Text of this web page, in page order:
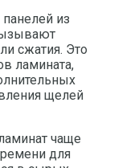
из
сжатия. Это
ламината,
щелей
чаще
для